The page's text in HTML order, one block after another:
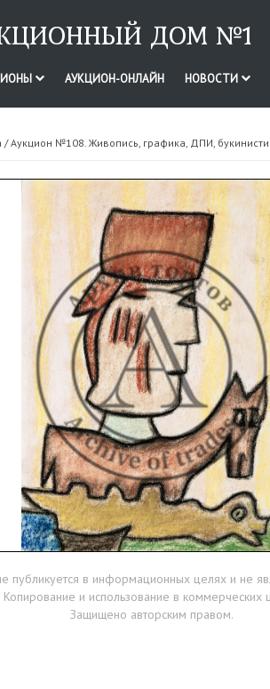
ДОМ №1
АУКЦИОН-ОНЛАЙН НОВОСТИ
/Аукцион №108. Живопись, графика, ДПИ,
публикуется в информационных целях и не
Копирование и использование в коммерческих
Защищено авторским правом.